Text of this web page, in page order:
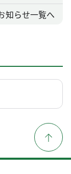
知らせ一覧へ